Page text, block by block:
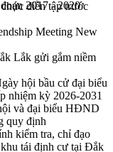
diễn tập trước
Meeting New
Lắk gửi gắm niềm
hội bầu cử đại biểu
nhiệm kỳ 2026-2031
và đại biểu HĐND
quy định
kiểm tra, chỉ đạo
khu tái định cư tại Đắk
2017 - 2020